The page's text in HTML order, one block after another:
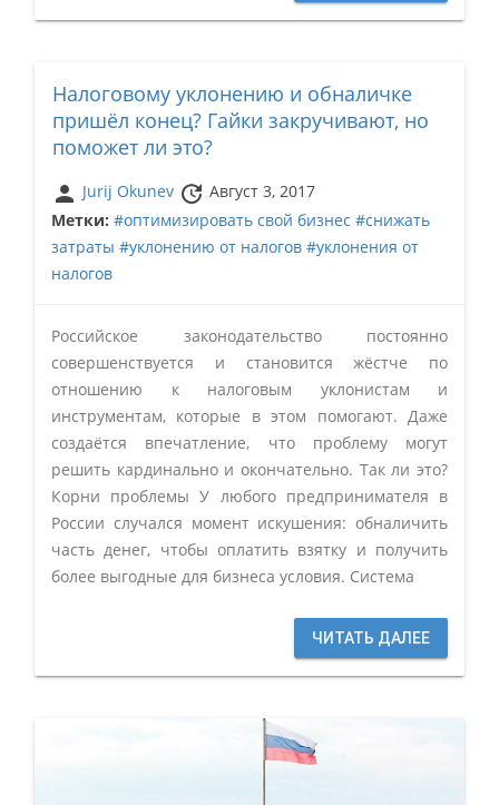
Налоговому уклонению и обналичке
пришёл конец? Гайки закручивают, но
поможет ли это?
person Jurij Okunev update Август 3, 2017
Метки: #оптимизировать свой бизнес #снижать
затраты #уклонению от налогов #уклонения от
налогов
Российское законодательство постоянно
совершенствуется и становится жёстче по
отношению к налоговым уклонистам и
инструментам, которые в этом помогают. Даже
создаётся впечатление, что проблему могут
решить кардинально и окончательно. Так ли это?
Корни проблемы У любого предпринимателя в
России случался момент искушения: обналичить
часть денег, чтобы оплатить взятку и получить
более выгодные для бизнеса условия. Система
ЧИТАТЬ ДАЛЕЕ